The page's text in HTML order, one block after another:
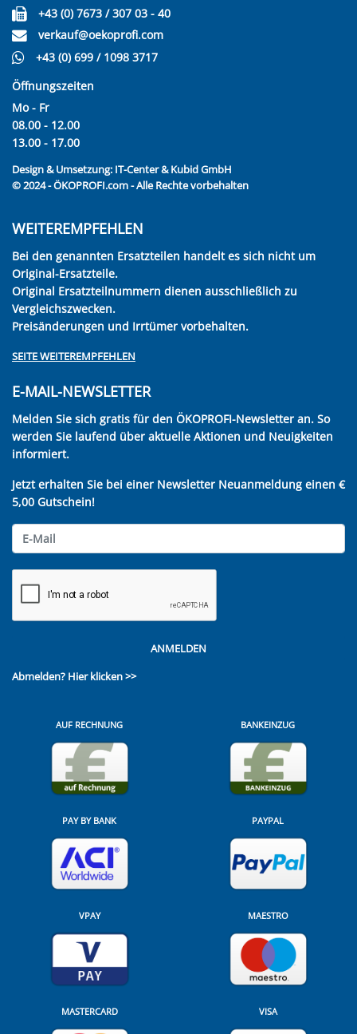
+43 (0) 7673 / 307 03 - 40
verkauf@oekoprofi.com
+43 (0) 699 / 1098 3717
Öffnungszeiten
Mo - Fr
08.00 - 12.00
13.00 - 17.00
Design & Umsetzung: IT-Center & Kubid GmbH
© 2024 - ÖKOPROFI.com - Alle Rechte vorbehalten
WEITEREMPFEHLEN
Bei den genannten Ersatzteilen handelt es sich nicht um
Original-Ersatzteile.
Original Ersatzteilnummern dienen ausschließlich zu
Vergleichszwecken.
Preisänderungen und Irrtümer vorbehalten.
SEITE WEITEREMPFEHLEN
E-MAIL-NEWSLETTER
Melden Sie sich gratis für den ÖKOPROFI-Newsletter an. So
werden Sie laufend über aktuelle Aktionen und Neuigkeiten
informiert.
Jetzt erhalten Sie bei einer Newsletter Neuanmeldung einen €
5,00 Gutschein!
ANMELDEN
Abmelden? Hier klicken >>
AUF RECHNUNG BANKEINZUG
PAY BY BANK PAYPAL
VPAY MAESTRO
MASTERCARD VISA